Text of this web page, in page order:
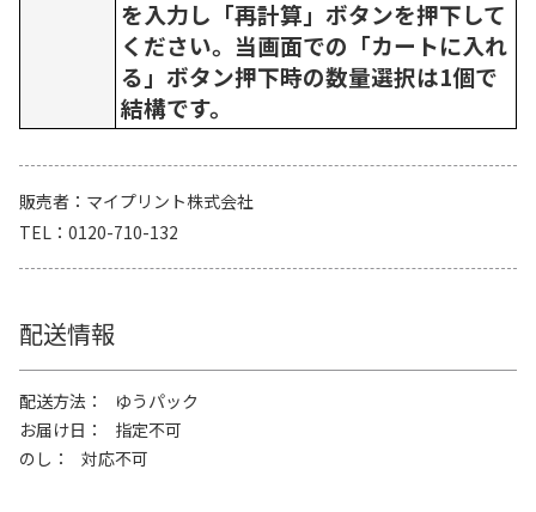
を入力し「再計算」ボタンを押下して
ください。当画面での「カートに入れ
る」ボタン押下時の数量選択は1個で
結構です。
販売者
マイプリント株式会社
TEL
0120-710-132
配送情報
配送方法
ゆうパック
お届け日
指定不可
のし
対応不可